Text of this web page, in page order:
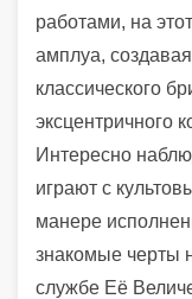
работами, на
амплуа,
классического
эксцентричного
Интересно
играют с
манере
знакомые черты
службе Её